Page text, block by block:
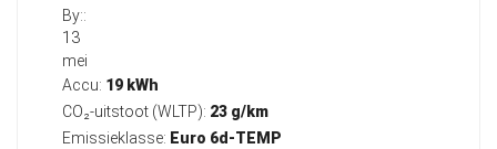
By::
13
mei
Accu: 19 kWh
CO₂-uitstoot (WLTP): 23 g/km
Emissieklasse: Euro 6d-TEMP